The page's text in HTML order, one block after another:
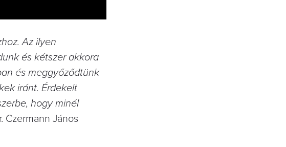
Az ilyen
és kétszer akkora
és meggyőződtünk
iránt. Érdekelt
hogy minél
Czermann János